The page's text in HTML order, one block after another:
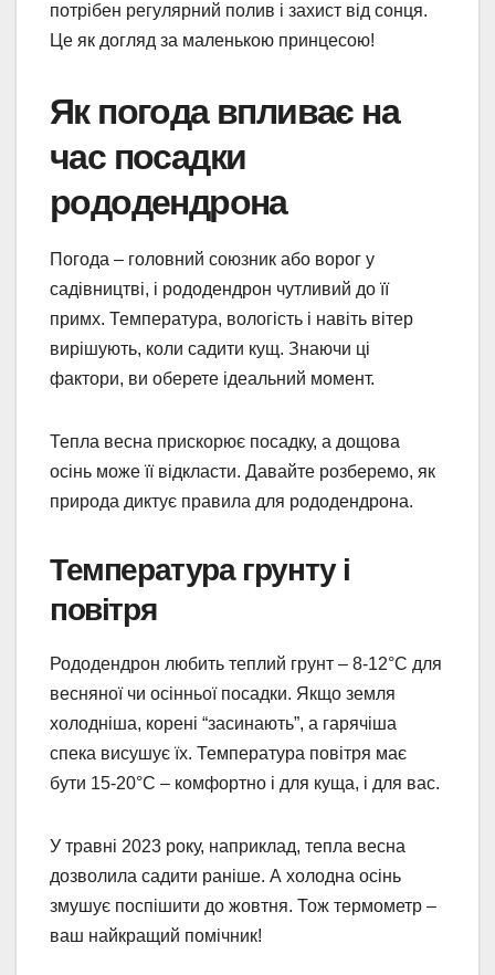
потрібен регулярний полив і захист від сонця.
Це як догляд за маленькою принцесою!
Як погода впливає на
час посадки
рододендрона
Погода – головний союзник або ворог у
садівництві, і рододендрон чутливий до її
примх. Температура, вологість і навіть вітер
вирішують, коли садити кущ. Знаючи ці
фактори, ви оберете ідеальний момент.
Тепла весна прискорює посадку, а дощова
осінь може її відкласти. Давайте розберемо, як
природа диктує правила для рододендрона.
Температура грунту і
повітря
Рододендрон любить теплий грунт – 8-12°C для
весняної чи осінньої посадки. Якщо земля
холодніша, корені “засинають”, а гарячіша
спека висушує їх. Температура повітря має
бути 15-20°C – комфортно і для куща, і для вас.
У травні 2023 року, наприклад, тепла весна
дозволила садити раніше. А холодна осінь
змушує поспішити до жовтня. Тож термометр –
ваш найкращий помічник!